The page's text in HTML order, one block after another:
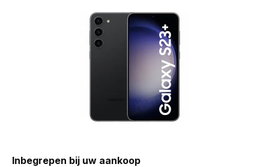
Inbegrepen bij uw aankoop